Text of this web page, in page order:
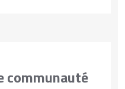
communauté